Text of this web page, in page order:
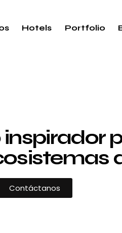
Hotels Portfolio
Contáctanos